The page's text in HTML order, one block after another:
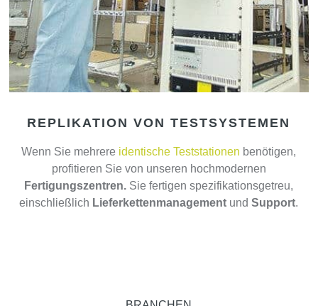
REPLIKATION VON TESTSYSTEMEN
Wenn Sie mehrere identische Teststationen benötigen,
profitieren Sie von unseren hochmodernen
Fertigungszentren. Sie fertigen spezifikationsgetreu,
einschließlich Lieferkettenmanagement undSupport.